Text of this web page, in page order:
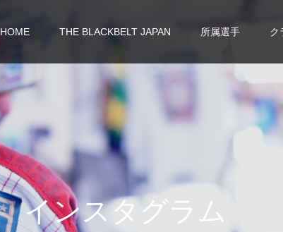
HOME THE BLACKBELT JAPAN 所属選手 ク
インスタグラ ム